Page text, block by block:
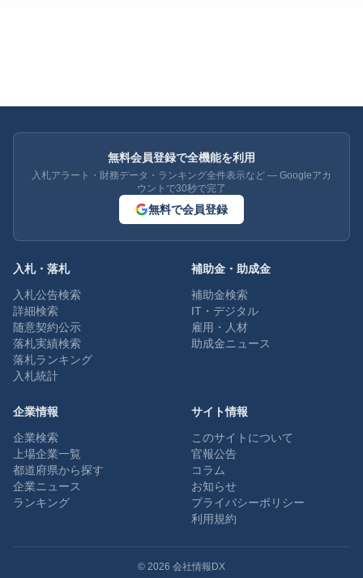
無料会員登録で全機能を利用
入札アラート・財務データ・ランキング全件表示など — Googleアカ
ウントで30秒で完了
無料で会員登録
入札・落札
入札公告検索
詳細検索
随意契約公示
落札実績検索
落札ランキング
入札統計
補助金・助成金
補助金検索
IT・デジタル
雇用・人材
助成金ニュース
企業情報
企業検索
上場企業一覧
都道府県から探す
企業ニュース
ランキング
サイト情報
このサイトについて
官報公告
コラム
お知らせ
プライバシーポリシー
利用規約
© 2026 会社情報DX